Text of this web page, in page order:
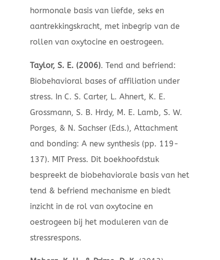
hormonale basis van liefde, seks en
aantrekkingskracht, met inbegrip van de
rollen van oxytocine en oestrogeen.
Taylor, S. E. (2006). Tend and befriend:
Biobehavioral bases of affiliation under
stress. In C. S. Carter, L. Ahnert, K. E.
Grossmann, S. B. Hrdy, M. E. Lamb, S. W.
Porges, & N. Sachser (Eds.), Attachment
and bonding: A new synthesis (pp. 119-
137). MIT Press. Dit boekhoofdstuk
bespreekt de biobehaviorale basis van het
tend & befriend mechanisme en biedt
inzicht in de rol van oxytocine en
oestrogeen bij het moduleren van de
stressrespons.